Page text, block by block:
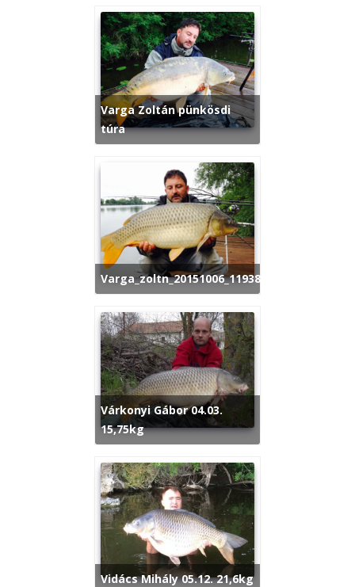
Varga Zoltán pünkösdi
túra
varga_zoltn_20151006_1193870965
Várkonyi Gábor 04.03.
15,75kg
Vidács Mihály 05.12. 21,6kg